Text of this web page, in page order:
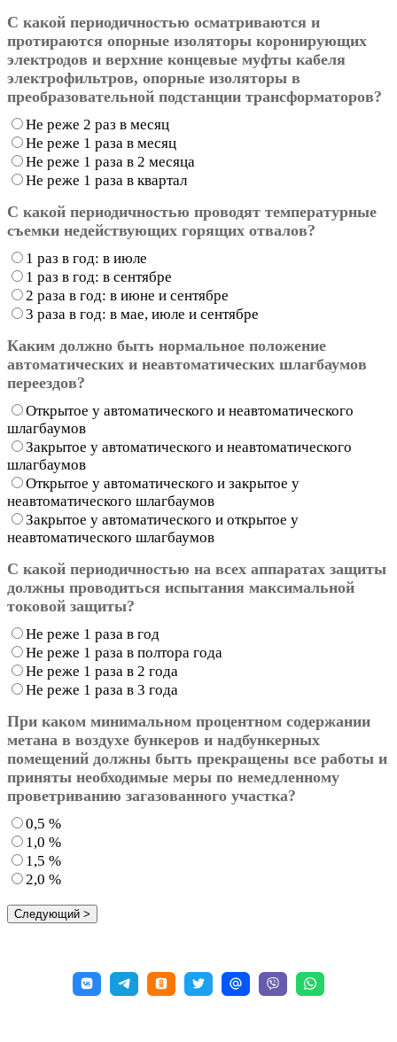
С какой периодичностью осматриваются и
протираются опорные изоляторы коронирующих
электродов и верхние концевые муфты кабеля
электрофильтров, опорные изоляторы в
преобразовательной подстанции трансформаторов?
Не реже 2 раз в месяц
Не реже 1 раза в месяц
Не реже 1 раза в 2 месяца
Не реже 1 раза в квартал
С какой периодичностью проводят температурные
съемки недействующих горящих отвалов?
1 раз в год: в июле
1 раз в год: в сентябре
2 раза в год: в июне и сентябре
3 раза в год: в мае, июле и сентябре
Каким должно быть нормальное положение
автоматических и неавтоматических шлагбаумов
переездов?
Открытое у автоматического и неавтоматического
шлагбаумов
Закрытое у автоматического и неавтоматического
шлагбаумов
Открытое у автоматического и закрытое у
неавтоматического шлагбаумов
Закрытое у автоматического и открытое у
неавтоматического шлагбаумов
С какой периодичностью на всех аппаратах защиты
должны проводиться испытания максимальной
токовой защиты?
Не реже 1 раза в год
Не реже 1 раза в полтора года
Не реже 1 раза в 2 года
Не реже 1 раза в 3 года
При каком минимальном процентном содержании
метана в воздухе бункеров и надбункерных
помещений должны быть прекращены все работы и
приняты необходимые меры по немедленному
проветриванию загазованного участка?
0,5 %
1,0 %
1,5 %
2,0 %